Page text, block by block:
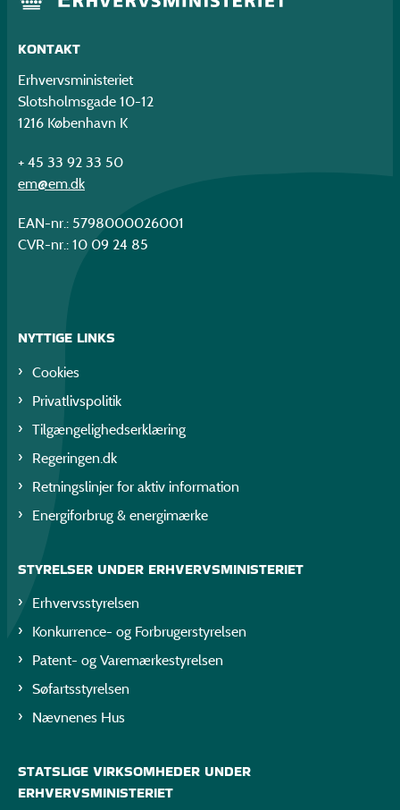
KONTAKT
Erhvervsministeriet
Slotsholmsgade 10-12
1216 København K
+ 45 33 92 33 50
em@em.dk
EAN-nr.: 5798000026001
CVR-nr.: 10 09 24 85
NYTTIGE LINKS
Cookies
Privatlivspolitik
Tilgængelighedserklæring
Regeringen.dk
Retningslinjer for aktiv information
Energiforbrug & energimærke
STYRELSER UNDER ERHVERVSMINISTERIET
Erhvervsstyrelsen
Konkurrence- og Forbrugerstyrelsen
Patent- og Varemærkestyrelsen
Søfartsstyrelsen
Nævnenes Hus
STATSLIGE VIRKSOMHEDER UNDER
ERHVERVSMINISTERIET